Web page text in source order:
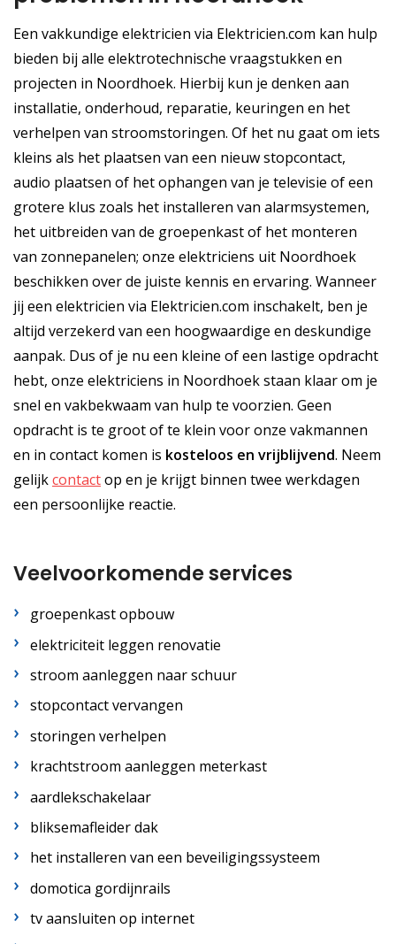
Een vakkundige elektricien via Elektricien.com kan hulp
bieden bij alle elektrotechnische vraagstukken en
projecten in Noordhoek. Hierbij kun je denken aan
installatie, onderhoud, reparatie, keuringen en het
verhelpen van stroomstoringen. Of het nu gaat om iets
kleins als het plaatsen van een nieuw stopcontact,
audio plaatsen of het ophangen van je televisie of een
grotere klus zoals het installeren van alarmsystemen,
het uitbreiden van de groepenkast of het monteren
van zonnepanelen; onze elektriciens uit Noordhoek
beschikken over de juiste kennis en ervaring. Wanneer
jij een elektricien via Elektricien.com inschakelt, ben je
altijd verzekerd van een hoogwaardige en deskundige
aanpak. Dus of je nu een kleine of een lastige opdracht
hebt, onze elektriciens in Noordhoek staan klaar om je
snel en vakbekwaam van hulp te voorzien. Geen
opdracht is te groot of te klein voor onze vakmannen
en in contact komen is kosteloos en vrijblijvend. Neem
gelijkcontactop en je krijgt binnen twee werkdagen
een persoonlijke reactie.
Veelvoorkomende services
groepenkast opbouw
elektriciteit leggen renovatie
stroom aanleggen naar schuur
stopcontact vervangen
storingen verhelpen
krachtstroom aanleggen meterkast
aardlekschakelaar
bliksemafleider dak
het installeren van een beveiligingssysteem
domotica gordijnrails
tv aansluiten op internet